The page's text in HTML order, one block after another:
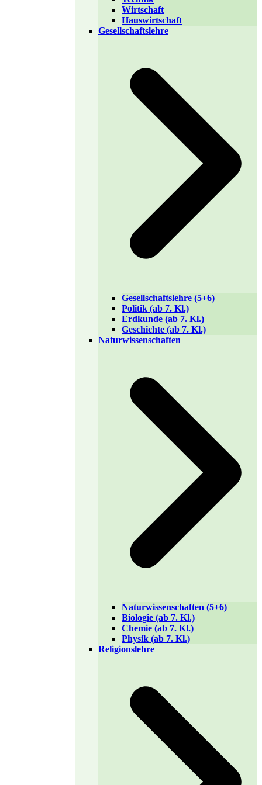
Wirtschaft
Hauswirtschaft
Gesellschaftslehre
Gesellschaftslehre (5+6)
Politik (ab 7. Kl.)
Erdkunde (ab 7. Kl.)
Geschichte (ab 7. Kl.)
Naturwissenschaften
Naturwissenschaften (5+6)
Biologie (ab 7. Kl.)
Chemie (ab 7. Kl.)
Physik (ab 7. Kl.)
Religionslehre